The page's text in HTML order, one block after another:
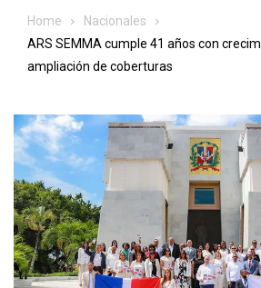
Home
Nacionales
ARS SEMMA cumple 41 años con
ampliación de coberturas